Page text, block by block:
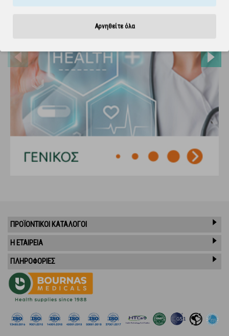
ΠΡΟΪΌΝΤΙΚΟΊ ΚΑΤΆΛΟΓΟΙ
Η ΕΤΑΙΡΕΙΑ
ΠΛΗΡΟΦΟΡΙΕΣ
Αρνηθείτε όλα